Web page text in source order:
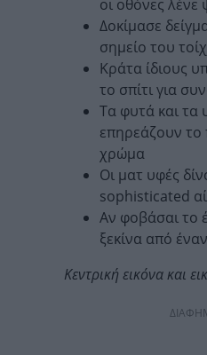
οι οθόνες λένε
Δοκίμασε
σημείο του
Κράτα ίδιους
το σπίτι για
Τα φυτά και τα
επηρεάζουν το
χρώμα
Οι ματ υφές
sophisticated
Αν φοβάσαι το
ξεκίνα από
Κεντρική εικόνα και